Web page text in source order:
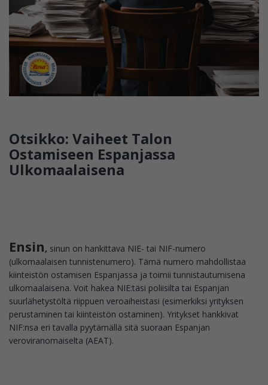
Otsikko: Vaiheet Talon
Ostamiseen Espanjassa
Ulkomaalaisena
Ensin, sinun on hankittava NIE- tai NIF-numero
(ulkomaalaisen tunnistenumero). Tämä numero mahdollistaa
kiinteistön ostamisen Espanjassa ja toimii tunnistautumisena
ulkomaalaisena. Voit hakea NIE:täsi poliisilta tai Espanjan
suurlähetystöltä riippuen veroaiheistasi (esimerkiksi yrityksen
perustaminen tai kiinteistön ostaminen). Yritykset hankkivat
NIF:nsa eri tavalla pyytämällä sitä suoraan Espanjan
veroviranomaiselta (AEAT).